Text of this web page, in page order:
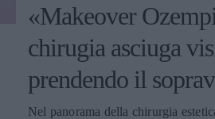
«Makeover
chirugia asciuga
prendendo il
Nel panorama della chirurgia